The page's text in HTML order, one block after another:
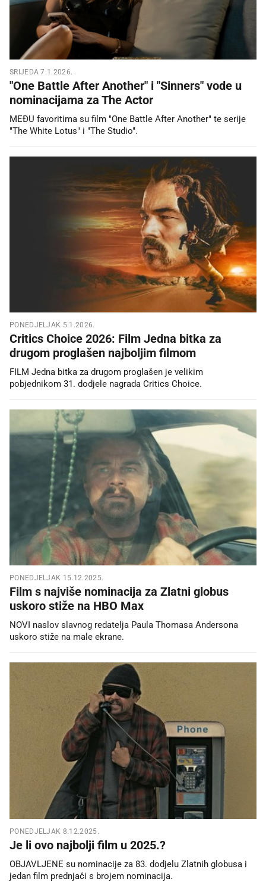
SRIJEDA 7.1.2026.
"One Battle After Another" i "Sinners" vode u
nominacijama za The Actor
MEĐU favoritima su film "One Battle After Another" te serije
"The White Lotus" i "The Studio".
PONEDJELJAK 5.1.2026.
Critics Choice 2026: Film Jedna bitka za
drugom proglašen najboljim filmom
FILM Jedna bitka za drugom proglašen je velikim
pobjednikom 31. dodjele nagrada Critics Choice.
PONEDJELJAK 15.12.2025.
Film s najviše nominacija za Zlatni globus
uskoro stiže na HBO Max
NOVI naslov slavnog redatelja Paula Thomasa Andersona
uskoro stiže na male ekrane.
PONEDJELJAK 8.12.2025.
Je li ovo najbolji film u 2025.?
OBJAVLJENE su nominacije za 83. dodjelu Zlatnih globusa i
jedan film prednjači s brojem nominacija.